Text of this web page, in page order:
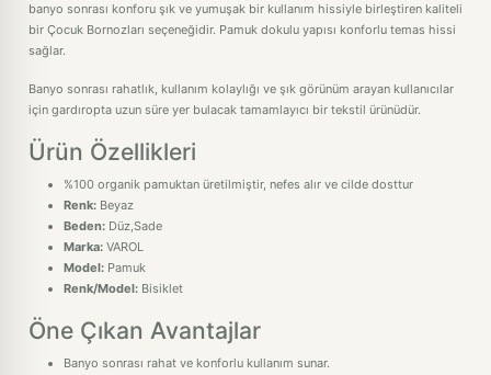
banyo sonrası konforu şık ve yumuşak bir kullanım hissiyle birleştiren kaliteli
bir Çocuk Bornozları seçeneğidir. Pamuk dokulu yapısı konforlu temas hissi
sağlar.
Banyo sonrası rahatlık, kullanım kolaylığı ve şık görünüm arayan kullanıcılar
için gardıropta uzun süre yer bulacak tamamlayıcı bir tekstil ürünüdür.
Ürün Özellikleri
%100 organik pamuktan üretilmiştir, nefes alır ve cilde dosttur
Renk: Beyaz
Beden: Düz,Sade
Marka: VAROL
Model: Pamuk
Renk/Model: Bisiklet
Öne Çıkan Avantajlar
Banyo sonrası rahat ve konforlu kullanım sunar.